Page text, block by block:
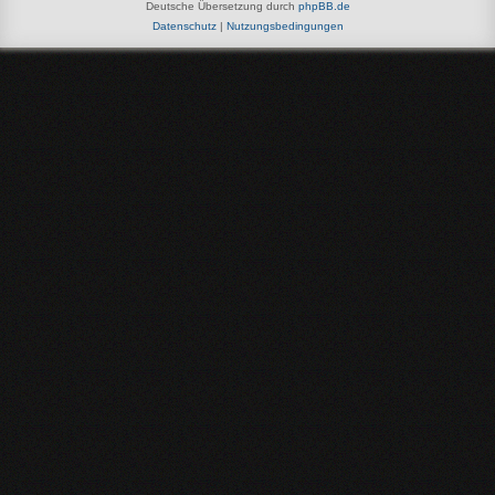
Deutsche Übersetzung durch phpBB.de
Datenschutz| Nutzungsbedingungen